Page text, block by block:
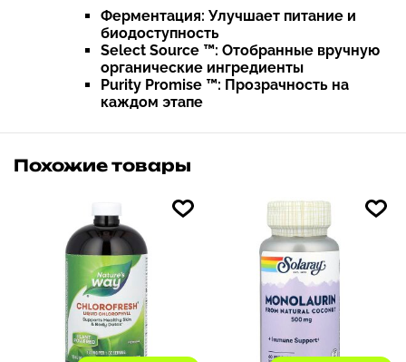
Ферментация: Улучшает питание и
биодоступность
Select Source ™: Отобранные вручную
органические ингредиенты
Purity Promise ™: Прозрачность на
каждом этапе
Похожие товары